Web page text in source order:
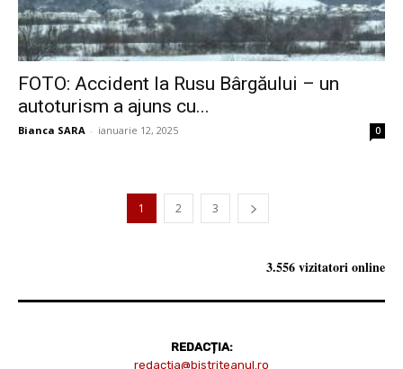
FOTO: Accident la Rusu Bârgăului – un
autoturism a ajuns cu...
Bianca SARA - ianuarie 12, 2025 0
1 2 3
3.556 vizitatori online
REDACȚIA:
redactia@bistriteanul.ro